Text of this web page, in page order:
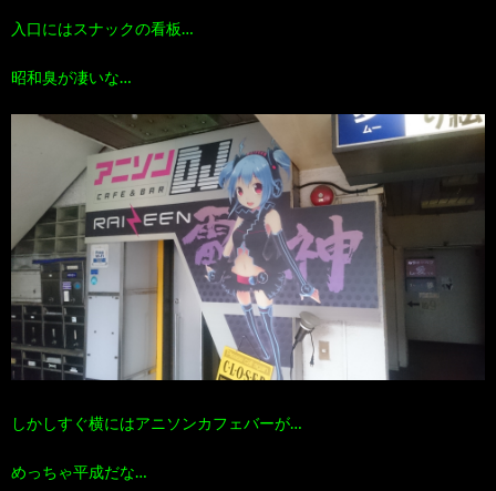
入口にはスナックの看板…
昭和臭が凄いな…
しかしすぐ横にはアニソンカフェバーが…
めっちゃ平成だな…